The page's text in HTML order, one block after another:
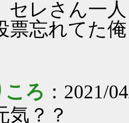
セレさん一
忘れてた
ころ ：2021/
気？？